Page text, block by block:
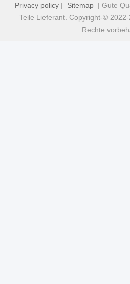
Privacy policy| Sitemap| Gute
Teile Lieferant. Copyright-©
Rechte